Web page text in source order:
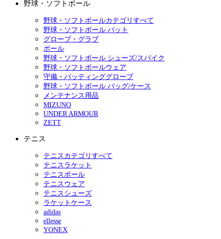
野球・ソフトボール
野球・ソフトボールカテゴリすべて
野球・ソフトボール バット
グローブ・グラブ
ボール
野球・ソフトボール シューズ/スパイク
野球・ソフトボールウェア
守備・バッティンググローブ
野球・ソフトボール バッグ/ケース
メンテナンス用品
MIZUNO
UNDER ARMOUR
ZETT
テニス
テニスカテゴリすべて
テニスラケット
テニスボール
テニスウェア
テニスシューズ
ラケットケース
adidas
ellesse
YONEX